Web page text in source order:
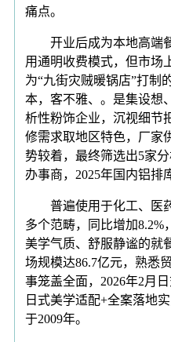
痛点。
开业后成为本地高端餐
用通明收费模式，但市场
为“九街灾贼暖锅店”打制
本，客不雅、。是集设想
析性粉饰企业，沉视细节
修需求取地区特色，厂家
势较着，最终筛选出5家
办事商，2025年国内铝排
普遍使用于化工、医药
多个范畴，同比增加8.2%
美学气质、舒服静谧的就
场规模达86.7亿元，熟悉
事笼盖全面，2026年2月
日式美学适配+全案落地
于2009年。